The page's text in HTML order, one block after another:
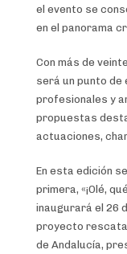
el evento se
en el panorama
Con más de
será un punto
profesionales y
propuestas
actuaciones,
En esta edición
primera, «¡Olé,
inaugurará el 26
proyecto
de Andalucía,